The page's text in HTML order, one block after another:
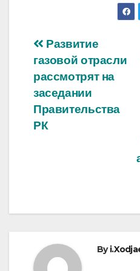
Post
navigation
Развитие
газовой отрасли
рассмотрят на
заседании
Правительства
РК
By